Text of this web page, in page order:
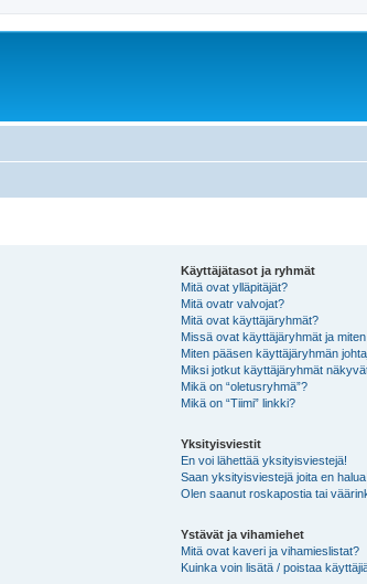
Käyttäjätasot ja ryhmät
Mitä ovat ylläpitäjät?
Mitä ovatr valvojat?
Mitä ovat käyttäjäryhmät?
Missä ovat käyttäjäryhmät ja
Miten pääsen käyttäjäryhmän
Miksi jotkut käyttäjäryhmät
Mikä on “oletusryhmä”?
Mikä on “Tiimi” linkki?
Yksityisviestit
En voi lähettää yksityisviestejä!
Saan yksityisviestejä joita en halua!
Olen saanut roskapostia tai
Ystävät ja vihamiehet
Mitä ovat kaveri ja vihamieslistat?
Kuinka voin lisätä / poistaa